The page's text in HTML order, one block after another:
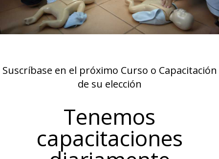
Suscríbase en el próximo Curso o Capacitación
de su elección
Tenemos
capacitaciones